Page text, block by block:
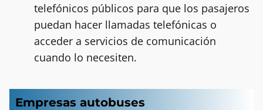
telefónicos públicos para que los pasajeros
puedan hacer llamadas telefónicas o
acceder a servicios de comunicación
cuando lo necesiten.
Empresas autobuses